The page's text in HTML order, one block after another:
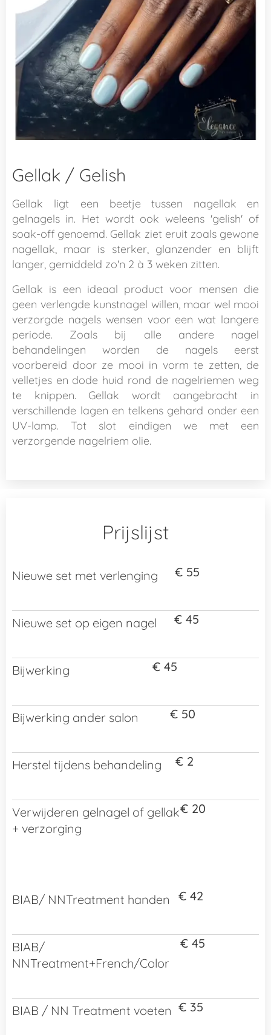
Gellak / Gelish
Gellak ligt een beetje tussen nagellak
en
gelnagels in. Het wordt ook weleens 'gelish' of
soak-off genoemd. Gellak ziet eruit zoals gewone
nagellak, maar is sterker, glanzender en blijft
langer, gemiddeld zo'n 2 à 3 weken zitten.
Gellak is een ideaal product voor mensen die
geen verlengde kunstnagel willen, maar wel mooi
verzorgde nagels wensen voor een wat langere
periode. Zoals bij alle andere nagel
behandelingen worden de nagels eerst
voorbereid door ze mooi in vorm te zetten, de
velletjes en dode huid rond de nagelriemen weg
te knippen. Gellak wordt aangebracht in
verschillende lagen en telkens gehard onder een
UV-lamp. Tot slot eindigen we met een
verzorgende nagelriem olie.
Prijslijst
Nieuwe set met verlenging € 55
Nieuwe set op eigen nagel € 45
Bijwerking € 45
Bijwerking ander salon € 50
Herstel tijdens behandeling € 2
Verwijderen gelnagel of gellak
+ verzorging
€ 20
BIAB/ NNTreatment handen € 42
BIAB/
NNTreatment+French/Color
€ 45
BIAB / NN Treatment voeten € 35